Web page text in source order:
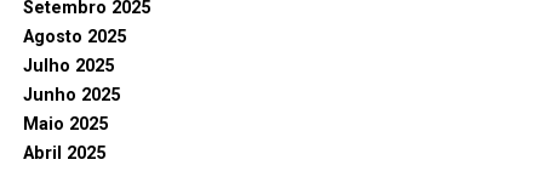
Setembro 2025
Agosto 2025
Julho 2025
Junho 2025
Maio 2025
Abril 2025